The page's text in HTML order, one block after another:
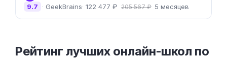
GeekBrains 122 477 ₽ 205 567 ₽ 5 месяцев
9.7
Рейтинг лучших онлайн-школ по